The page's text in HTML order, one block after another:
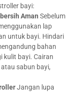
bayi:
Aman Sebelum
lap
untuk bayi. Hindari
bahan
kulit bayi. Cairan
sabun bayi,
Jangan lupa